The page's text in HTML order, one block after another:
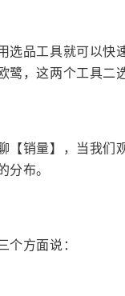
选品工具就可以快
鹭，这两个工具二
【销量】，当我们
分布。
个方面说：